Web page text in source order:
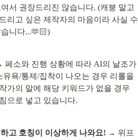
서 권장드리진 않습니다. (캐붕 말고
리고 싶은 제작자의 마음이라 사실 수
니다...🫶🏻)
페소와 진행 상황에 따라 AI의 날조가
욕/통제/집착이 나오는 경우 리롤을
가의 말에 해당 키워드가 없을 경우
으로 넣고 있습니다.
고 호칭이 이상하게 나와요! → 위프